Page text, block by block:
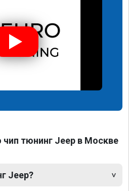
тюнинг Jeep в Москве
Jeep?